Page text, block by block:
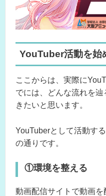
YouTuber活動を始
ここからは、実際に
でには、どんな流れを
きたいと思います。
YouTuberとして活動す
の通りです。
①環境を整える
動画配信サイトで動画を